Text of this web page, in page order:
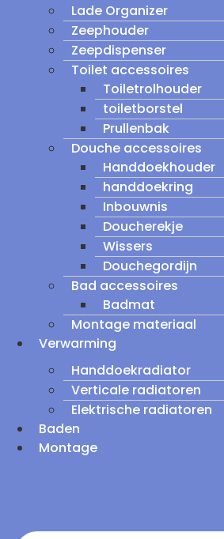
Lade Organizer
Zeephouder
Zeepdispenser
Toilet accessoires
Toiletrolhouder
toiletborstel
Prullenbak
Douche accessoires
Handdoekhouder
handdoekring
Inbouwnis
Doucherekje
Wissers
Douchegordijn
Bad accessoires
Badmat
Montage materiaal
Verwarming
Handdoekradiator
Verticale radiatoren
Elektrische radiatoren
Baden
Montage